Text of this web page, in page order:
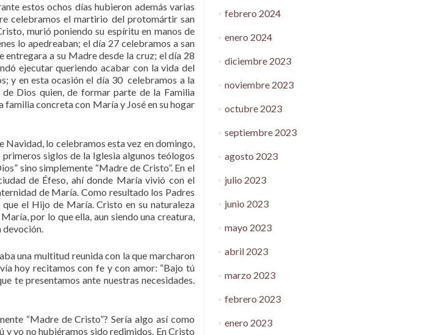
estos ochos días hubieron además varias
celebramos el martirio del protomártir san
murió poniendo su espíritu en manos de
lo apedreaban; el día 27 celebramos a san
entregara a su Madre desde la cruz; el día 28
ejecutar queriendo acabar con la vida del
y en esta ocasión el día 30 celebramos a la
Dios quien, de formar parte de la Familia
familia concreta con María y José en su hogar
Navidad, lo celebramos esta vez en domingo,
siglos de la Iglesia algunos teólogos
sino simplemente “Madre de Cristo”. En el
de Éfeso, ahí donde María vivió con el
de María. Como resultado los Padres
el Hijo de María. Cristo en su naturaleza
por lo que ella, aun siendo una creatura,
devoción.
una multitud reunida con la que marcharon
hoy recitamos con fe y con amor: “Bajo tú
te presentamos ante nuestras necesidades.
“Madre de Cristo”? Sería algo así como
y yo no hubiéramos sido redimidos. En Cristo
febrero 2024
enero 2024
diciembre 2023
noviembre 2023
octubre 2023
septiembre 2023
agosto 2023
julio 2023
junio 2023
mayo 2023
abril 2023
marzo 2023
febrero 2023
enero 2023